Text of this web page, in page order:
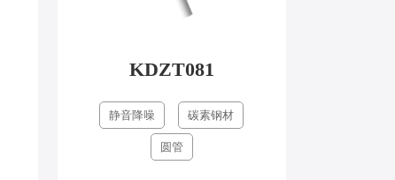
KDZT081
静音降噪 碳素钢材
圆管